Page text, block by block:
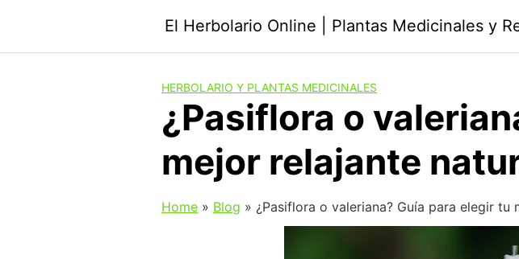
El Herbolario Online | Plantas Medicinales y
HERBOLARIO Y PLANTAS MEDICINALES
¿Pasiflora o
mejor relajante
Home » Blog » ¿Pasiflora o valeriana? Guía para elegir tu